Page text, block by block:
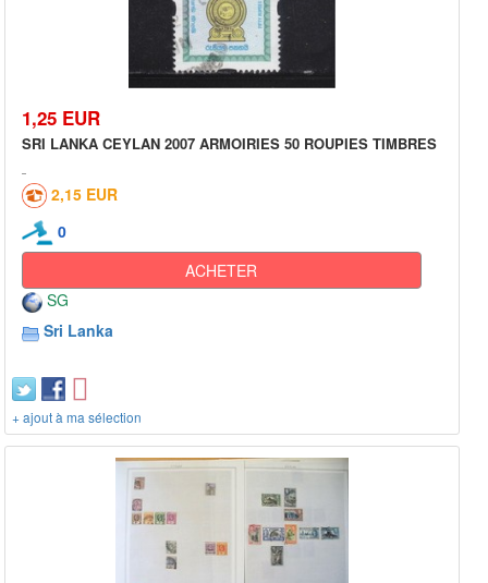
1,25 EUR
SRI LANKA CEYLAN 2007 ARMOIRIES 50 ROUPIES TIMBRES
2,15 EUR
0
ACHETER
SG
Sri Lanka
+ ajout à ma sélection